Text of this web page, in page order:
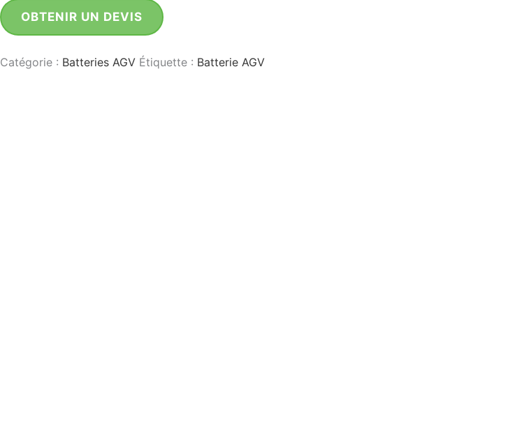
OBTENIR UN DEVIS
Catégorie : Batteries AGV Étiquette : Batterie AGV